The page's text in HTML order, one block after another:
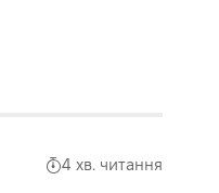
4 хв. читання